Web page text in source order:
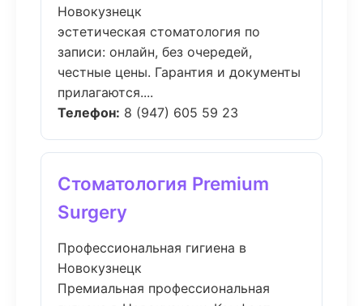
Новокузнецк
эстетическая стоматология по
записи: онлайн, без очередей,
честные цены. Гарантия и документы
прилагаются....
Телефон: 8 (947) 605 59 23
Стоматология Premium
Surgery
Профессиональная гигиена в
Новокузнецк
Премиальная профессиональная